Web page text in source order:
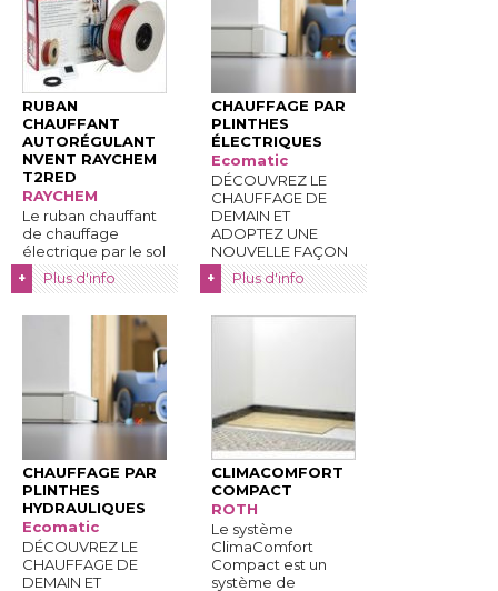
RUBAN
CHAUFFANT
AUTORÉGULANT
NVENT RAYCHEM
T2RED
RAYCHEM
Le ruban chauffant
de chauffage
électrique par le sol
nVent RAYCHEM
T2Red convient
+ Plus d'info
CHAUFFAGE PAR
PLINTHES
ÉLECTRIQUES
Ecomatic
DÉCOUVREZ LE
CHAUFFAGE DE
DEMAIN ET
ADOPTEZ UNE
NOUVELLE FAÇON
DE SE CHAUFFER !
...
+ Plus d'info
CHAUFFAGE PAR
PLINTHES
HYDRAULIQUES
Ecomatic
DÉCOUVREZ LE
CHAUFFAGE DE
DEMAIN ET
CLIMACOMFORT
COMPACT
ROTH
Le système
ClimaComfort
Compact est un
système de